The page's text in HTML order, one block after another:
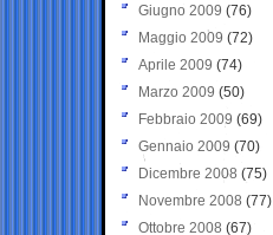
Giugno 2009 (76)
Maggio 2009 (72)
Aprile 2009 (74)
Marzo 2009 (50)
Febbraio 2009 (69)
Gennaio 2009 (70)
Dicembre 2008 (75)
Novembre 2008 (77)
Ottobre 2008 (67)